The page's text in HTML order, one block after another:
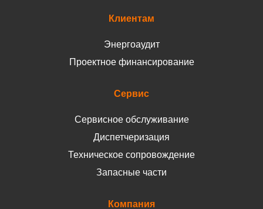
Клиентам
Энергоаудит
Проектное финансирование
Сервис
Сервисное обслуживание
Диспетчеризация
Техническое сопровождение
Запасные части
Компания